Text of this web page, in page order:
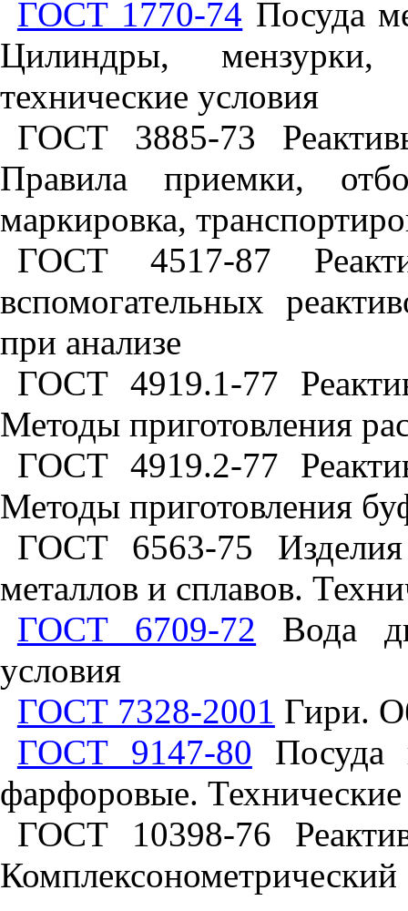
ГОСТ 1770-74 Посуда
Цилиндры,
технические условия
ГОСТ 3885-73
Правила приемки,
маркировка,
ГОСТ 4517-87
вспомогательных
при анализе
ГОСТ 4919.1-77
Методы приготовления
ГОСТ 4919.2-77
Методы приготовления
ГОСТ 6563-75 Изделия
металлов и сплавов.
ГОСТ 6709-72 Вода
условия
ГОСТ 7328-2001 Гири.
ГОСТ 9147-80 Посуда
фарфоровые. Технические
ГОСТ 10398-76